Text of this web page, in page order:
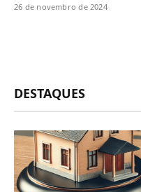
26 de novembro de 2024
DESTAQUES